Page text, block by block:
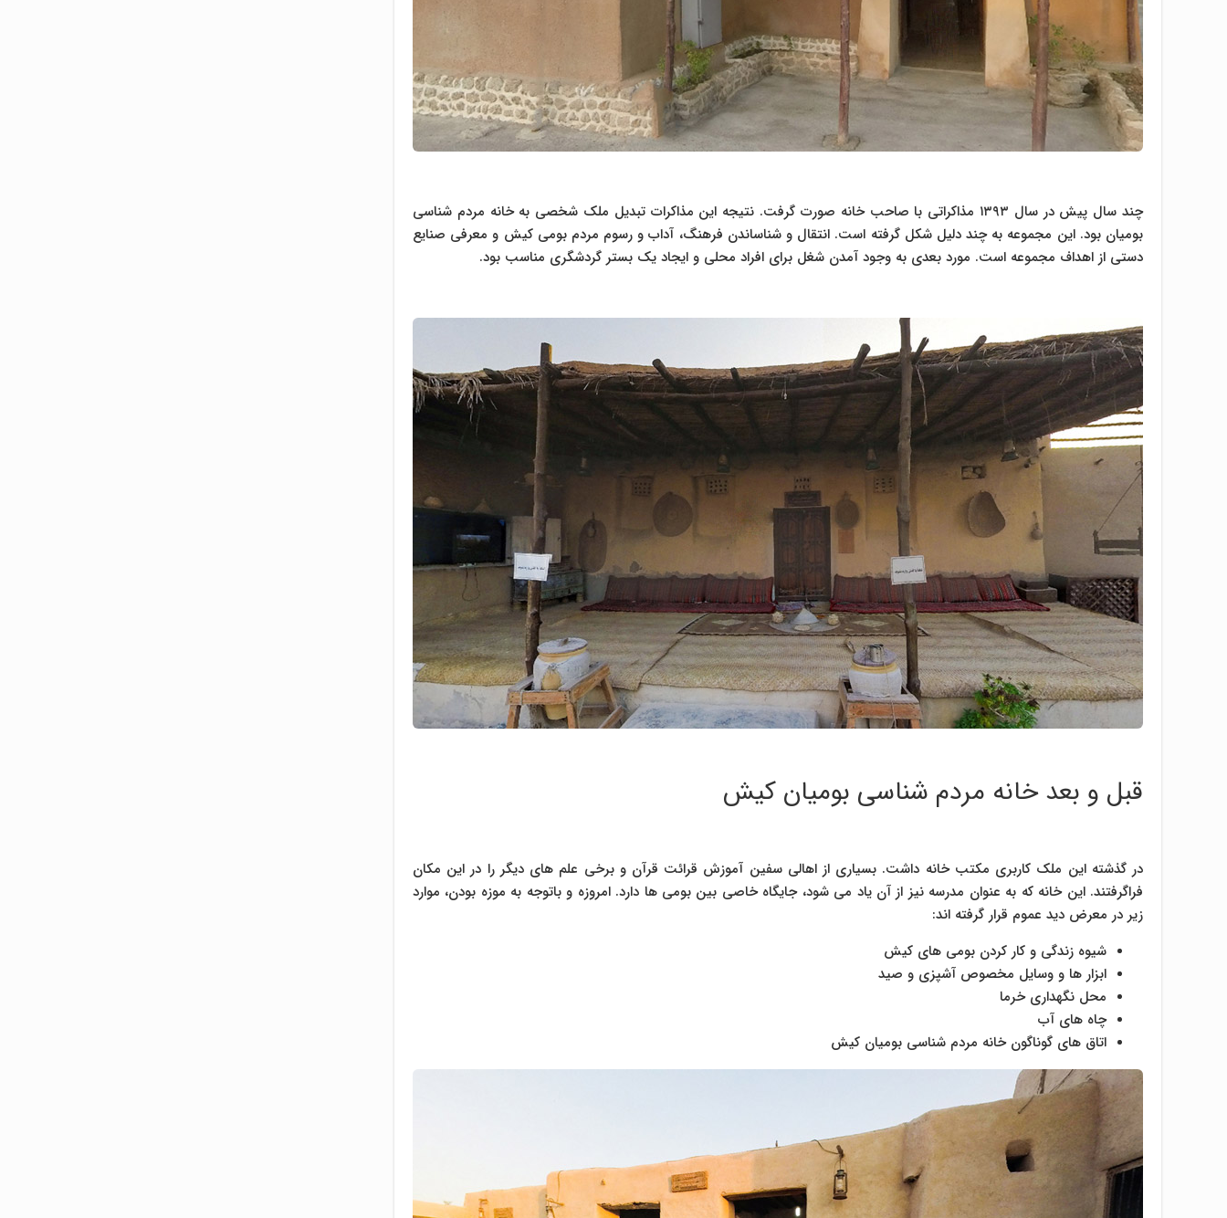
چند سال پیش در سال ۱۳۹۳ مذاکراتی با صاحب خانه صورت گرفت. نتیجه این مذاکرات تبدیل ملک شخصی به خانه مردم شناسی
بومیان بود. این مجموعه به چند دلیل شکل گرفته است. انتقال و شناساندن فرهنگ، آداب و رسوم مردم بومی کیش و معرفی صنایع
دستی از اهداف مجموعه است. مورد بعدی به وجود آمدن شغل برای افراد محلی و ایجاد یک بستر گردشگری مناسب بود.
قبل و بعد خانه مردم شناسی بومیان کیش
در گذشته این ملک کاربری مکتب خانه داشت. بسیاری از اهالی سفین آموزش قرائت قرآن و برخی علم های دیگر را در این مکان
فراگرفتند. این خانه که به عنوان مدرسه نیز از آن یاد می شود، جایگاه خاصی بین بومی ها دارد. امروزه و باتوجه به موزه بودن، موارد
زیر در معرض دید عموم قرار گرفته اند:
شیوه زندگی و کار کردن بومی های کیش
ابزار ها و وسایل مخصوص آشپزی و صید
محل نگهداری خرما
چاه های آب
اتاق های گوناگون خانه مردم شناسی بومیان کیش